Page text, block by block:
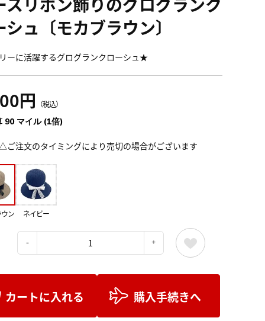
シュ〔モカブラウン〕
ーに活躍するグログランクローシュ★
円 （税込）
90 マイル (1倍)
ご注文のタイミングにより売切の場合がございます
ン ネイビー
カートに入れる 購入手続きへ